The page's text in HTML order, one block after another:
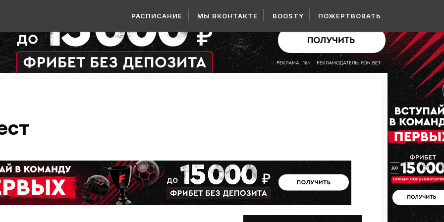
РАСПИСАНИЕ МЫ ВКОНТАКТЕ BOOSTY ПОЖЕРТВОВАТЬ